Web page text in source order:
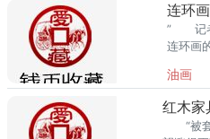
连环
” 记者
连环画
消费者
油画
“被套